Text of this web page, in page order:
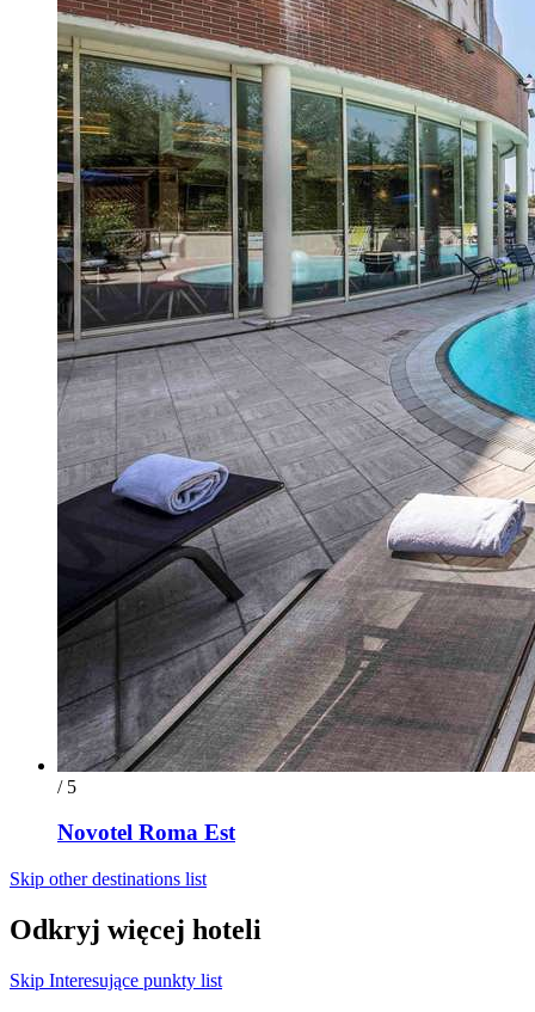
/ 5
Novotel Roma Est
Skip other destinations list
Odkryj więcej hoteli
Skip Interesujące punkty list